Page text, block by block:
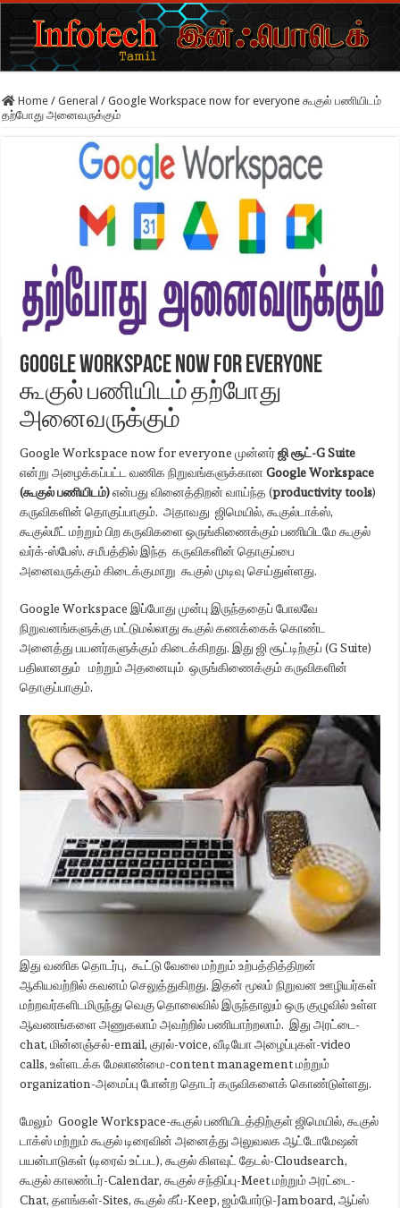
Home / General / Google Workspace now for everyone கூகுல் பணியிடம்
தற்போது அனைவருக்கும்
Google Workspace now for everyone
கூகுல் பணியிடம் தற்போது
அனைவருக்கும்
Google Workspace now for everyone முன்னர்ஜி சூட்-G Suite
என்று அழைக்கப்பட்ட வணிக நிறுவங்களுக்கானGoogle Workspace
(கூகுல் பணியிடம்)என்பது வினைத்திறன் வாய்ந்த (productivity tools)
கருவிகளின் தொகுப்பாகும். அதாவது ஜிமெயில், கூகுல்டாக்ஸ்,
கூகுல்மீட் மற்றும் பிற கருவிகளை ஒருங்கிணைக்கும் பணியிடமே கூகுல்
வர்க்-ஸ்பேஸ். சமீபத்தில் இந்த கருவிகளின் தொகுப்பை
அனைவருக்கும் கிடைக்குமாறு கூகுல் முடிவு செய்துள்ளது.
Google Workspace இப்போது முன்பு இருந்ததைப் போலவே
நிறுவனங்களுக்கு மட்டுமல்லாது கூகுல் கணக்கைக் கொண்ட
அனைத்து பயனர்களுக்கும் கிடைக்கிறது. இது ஜி சூட்டிற்குப் (G Suite)
பதிலானதும் மற்றும் அதனையும் ஒருங்கிணைக்கும் கருவிகளின்
தொகுப்பாகும்.
இது வணிக தொடர்பு, கூட்டு வேலை மற்றும் உற்பத்தித்திறன்
ஆகியவற்றில் கவனம் செலுத்துகிறது. இதன் மூலம் நிறுவன ஊழியர்கள்
மற்றவர்களிடமிருந்து வெகு தொலைவில் இருந்தாலும் ஒரு குழுவில் உள்ள
ஆவணங்களை அணுகலாம் அவற்றில் பணியாற்றலாம். இது அரட்டை-
chat, மின்னஞ்சல்-email, குரல்-voice, வீடியோ அழைப்புகள்-video
calls, உள்ளடக்க மேலாண்மை-content management மற்றும்
organization-அமைப்பு போன்ற தொடர் கருவிகளைக் கொண்டுள்ளது.
மேலும் Google Workspace-கூகுல் பணியிடத்திற்குள் ஜிமெயில், கூகுல்
டாக்ஸ் மற்றும் கூகுல் டிரைவின் அனைத்து அலுவலக ஆட்டோமேஷன்
பயன்பாடுகள் (டிரைவ் உட்பட), கூகுல் கிளவுட் தேடல்-Cloudsearch,
கூகுல் காலண்டர்-Calendar, கூகுல் சந்திப்பு-Meet மற்றும் அரட்டை-
Chat, தளங்கள்-Sites, கூகுல் கீப்-Keep, ஜம்போர்டு-Jamboard, ஆப்ஸ்